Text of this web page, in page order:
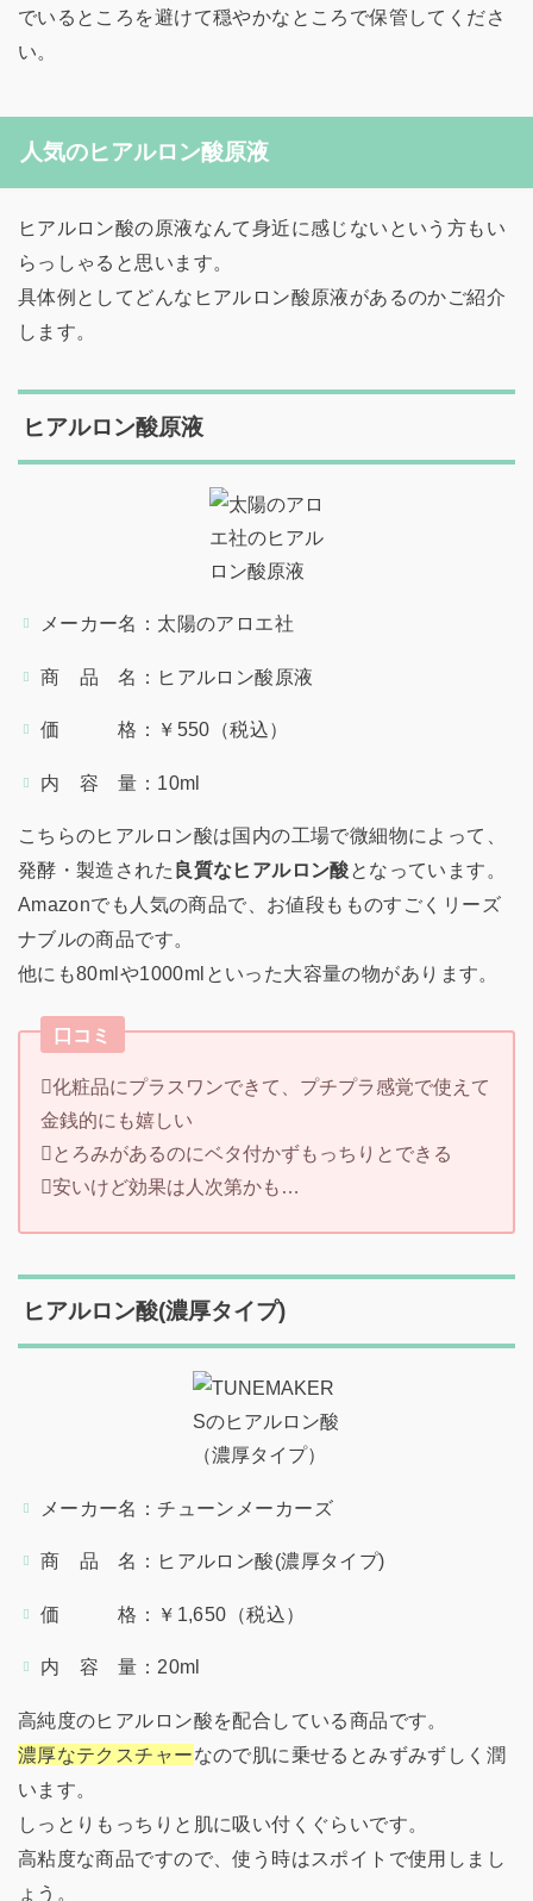
でいるところを避けて穏やかなところで保管してくださ
い。
人気のヒアルロン酸原液
ヒアルロン酸の原液なんて身近に感じないという方もい
らっしゃると思います。
具体例としてどんなヒアルロン酸原液があるのかご紹介
します。
ヒアルロン酸原液
メーカー名：太陽のアロエ社
商 品 名：ヒアルロン酸原液
価 格：￥550（税込）
内 容 量：10ml
こちらのヒアルロン酸は国内の工場で微細物によって、
発酵・製造された 良質なヒアルロン酸となっています。
Amazonでも人気の商品で、お値段もものすごくリーズ
ナブルの商品です。
他にも80mlや1000mlといった大容量の物があります。
口コミ
化粧品にプラスワンできて、プチプラ感覚で使えて
金銭的にも嬉しい
とろみがあるのにベタ付かずもっちりとできる
安いけど効果は人次第かも…
ヒアルロン酸(濃厚タイプ)
メーカー名：チューンメーカーズ
商 品 名：ヒアルロン酸(濃厚タイプ)
価 格：￥1,650（税込）
内 容 量：20ml
高純度のヒアルロン酸を配合している商品です。
濃厚なテクスチャーなので肌に乗せるとみずみずしく潤
います。
しっとりもっちりと肌に吸い付くぐらいです。
高粘度な商品ですので、使う時はスポイトで使用しまし
ょう。